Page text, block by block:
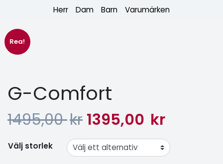
Herr Dam Barn Varumärken
Rea!
G-Comfort
1495,00kr 1395,00 kr
Välj storlek